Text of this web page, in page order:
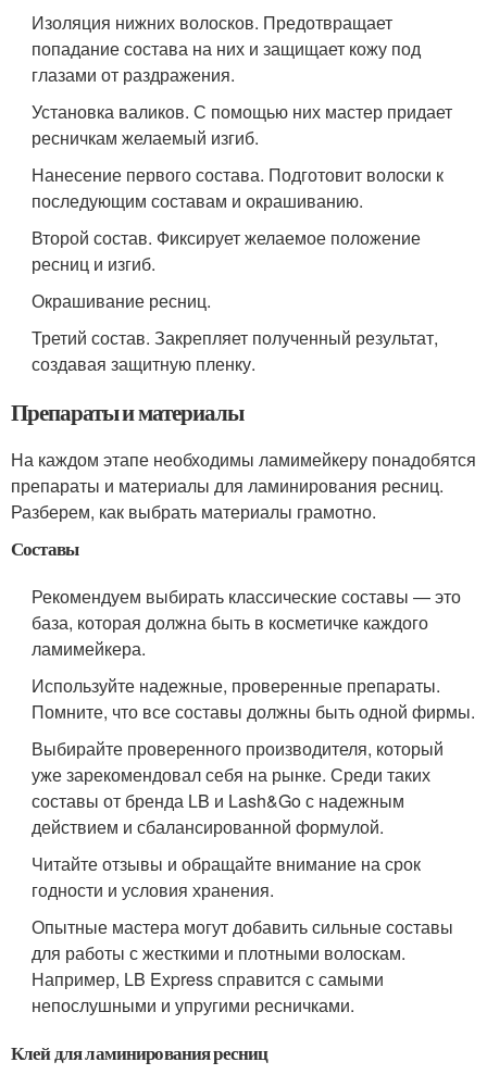
Изоляция нижних волосков. Предотвращает
попадание состава на них и защищает кожу под
глазами от раздражения.
Установка валиков. С помощью них мастер придает
ресничкам желаемый изгиб.
Нанесение первого состава. Подготовит волоски к
последующим составам и окрашиванию.
Второй состав. Фиксирует желаемое положение
ресниц и изгиб.
Окрашивание ресниц.
Третий состав. Закрепляет полученный результат,
создавая защитную пленку.
Препараты и материалы
На каждом этапе необходимы ламимейкеру понадобятся
препараты и материалы для ламинирования ресниц.
Разберем, как выбрать материалы грамотно.
Составы
Рекомендуем выбирать классические составы — это
база, которая должна быть в косметичке каждого
ламимейкера.
Используйте надежные, проверенные препараты.
Помните, что все составы должны быть одной фирмы.
Выбирайте проверенного производителя, который
уже зарекомендовал себя на рынке. Среди таких
составы от бренда LB и Lash&Go с надежным
действием и сбалансированной формулой.
Читайте отзывы и обращайте внимание на срок
годности и условия хранения.
Опытные мастера могут добавить сильные составы
для работы с жесткими и плотными волоскам.
Например, LB Express справится с самыми
непослушными и упругими ресничками.
Клей для ламинирования ресниц